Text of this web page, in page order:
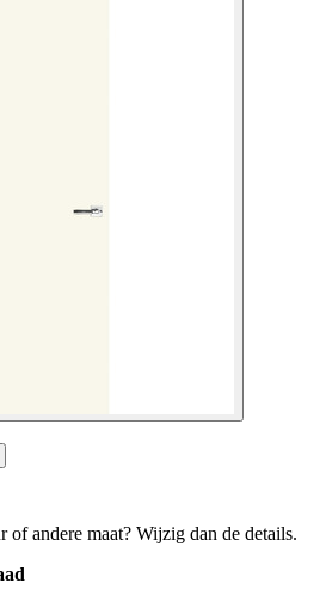
of andere maat? Wijzig dan de details.